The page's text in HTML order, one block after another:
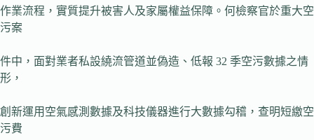
作業流程，實質提升被害人及家屬權益保障。何檢察官於重大空
污案
件中，面對業者私設繞流管道並偽造、低報 32 季空污數據之情
形，
創新運用空氣感測數據及科技儀器進行大數據勾稽，查明短繳空
污費